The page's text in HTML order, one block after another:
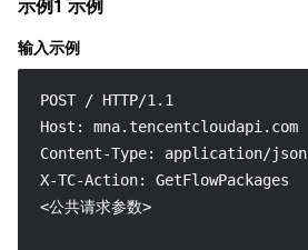
输入示例
POST / HTTP/1.1
Host: mna.tencentcloudapi.com
Content-Type: application/json
X-TC-Action: GetFlowPackages
<公共请求参数>